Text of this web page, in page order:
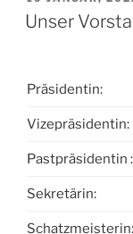
AM
Unser
Präsidentin:
Vizepräsidentin:
Pastpräsidentin :
Sekretärin:
Schatzmeisterin: